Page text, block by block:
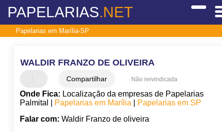
PAPELARIAS.NET
Papelarias em Marília-SP
WALDIR FRANZO DE OLIVEIRA
Compartilhar Não reivindicada
Onde Fica: Localização da empresas de Papelarias
Palmital |
Papelarias em Marília|
Papelarias em SP
Falar com: Waldir Franzo de oliveira